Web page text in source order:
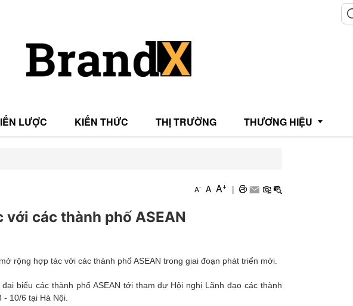
LƯỢC KIẾN THỨC THỊ TRƯỜNG THƯƠNG HIỆU
A- A A+ |
các thành phố ASEAN
rộng hợp tác với các thành phố ASEAN trong giai đoạn phát triển mới.
biểu các thành phố ASEAN tới tham dự Hội nghị Lãnh đạo các thành
10/6 tại Hà Nội.